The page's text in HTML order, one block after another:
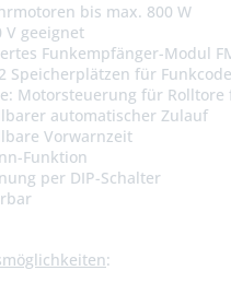
bis max. 800 W
V geeignet
Funkempfänger-Modul
Speicherplätzen für
Motorsteuerung für
automatischer Zulauf
Vorwarnzeit
Funktion
per DIP-Schalter
: